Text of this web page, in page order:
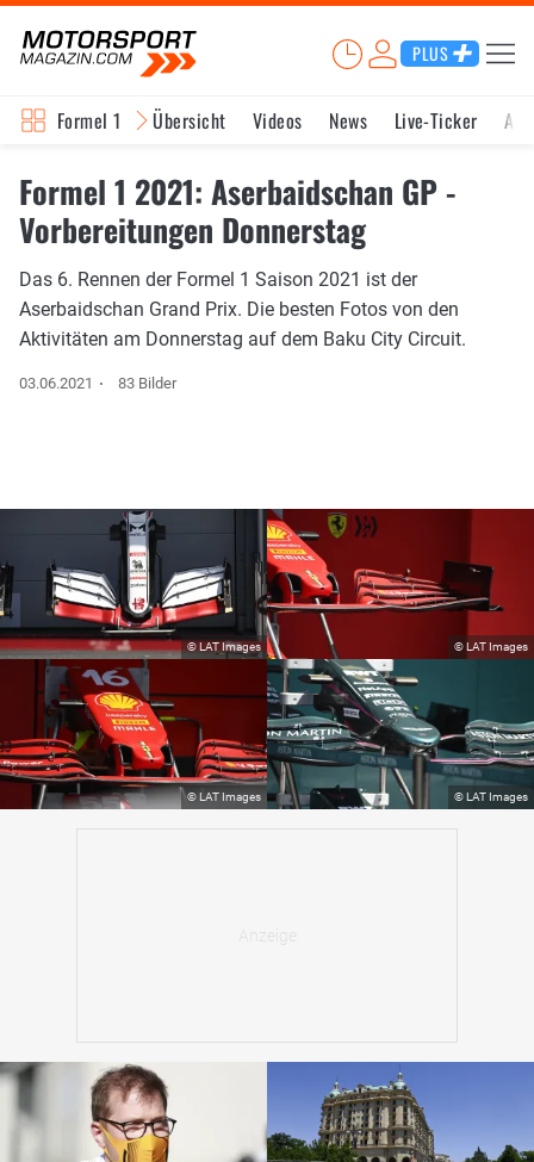
PLUS
Formel 1 Übersicht Videos News Live-Ticker
Formel 1 2021: Aserbaidschan GP -
Vorbereitungen Donnerstag
Das 6. Rennen der Formel 1 Saison 2021 ist der
Aserbaidschan Grand Prix. Die besten Fotos von den
Aktivitäten am Donnerstag auf dem Baku City Circuit.
03.06.2021 83 Bilder